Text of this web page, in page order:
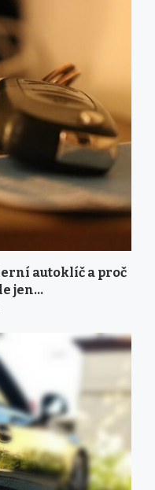
autoklíč a proč
jen...